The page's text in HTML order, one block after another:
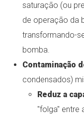
saturação (ou
de operação da
transformando-
bomba.
Contaminação
condensados)
Reduz a
"folga" entre